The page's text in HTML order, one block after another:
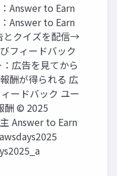
Answer to Earn
Answer to Earn
とクイズを配信→
フィードバック
広告を見てから
酬が得られる 広
ードバック ユー
酬 © 2025
Answer to Earn